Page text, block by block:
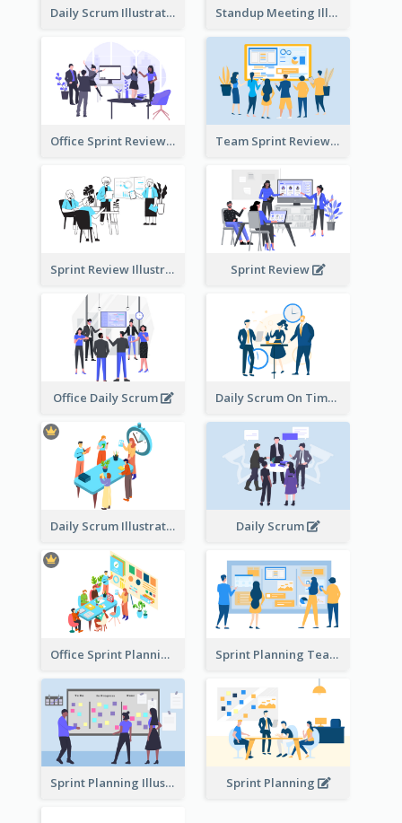
Daily Scrum Illustration Standup Meeting Illustration
Office Sprint Review Team Sprint Review
Sprint Review Illustration Sprint Review
Office Daily Scrum Daily Scrum On Time
Daily Scrum Illustration Daily Scrum
Office Sprint Planning Sprint Planning Team
Sprint Planning Illustration Sprint Planning